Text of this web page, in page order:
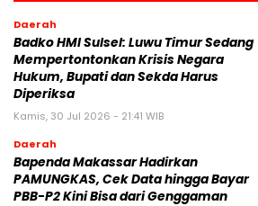
Daerah
Badko HMI Sulsel: Luwu Timur Sedang
Mempertontonkan Krisis Negara
Hukum, Bupati dan Sekda Harus
Diperiksa
Kamis, 30 Jul 2026 - 21:41 WIB
Daerah
Bapenda Makassar Hadirkan
PAMUNGKAS, Cek Data hingga Bayar
PBB-P2 Kini Bisa dari Genggaman